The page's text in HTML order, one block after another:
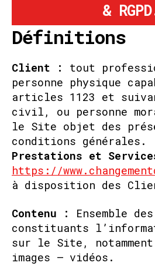
&
Définitions
Client :
tout
personne physique
articles 1123 et
civil, ou personne
le Site objet des
conditions générales.
Prestations et
https://
à disposition des
Contenu :
Ensemble
constituants
sur le Site,
images – vidéos.